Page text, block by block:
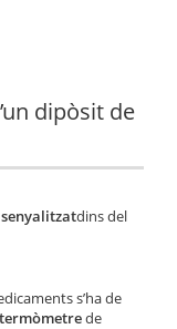
dipòsit de
senyalitzatdins del
s’ha de
termòmetrede